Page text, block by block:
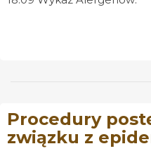
Procedury
związku z